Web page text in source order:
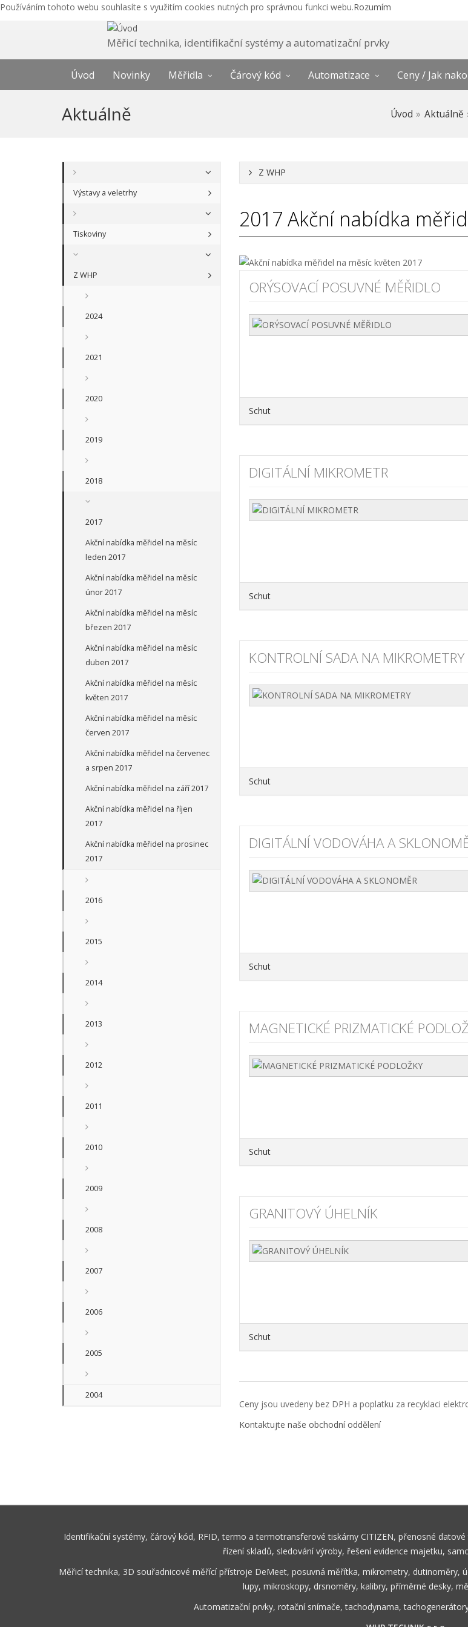
Používáním tohoto webu souhlasíte s využitím cookies nutných pro správnou funkci webu.Rozumím
Měřicí technika, identifikační systémy a automatizační prvky
Úvod Novinky Měřidla Čárový kód Automatizace Ceny / Jak
Aktuálně Úvod Aktuálně
Výstavy a veletrhy
Tiskoviny
Z WHP
2024
2021
2020
2019
2018
2017
Akční nabídka měřidel na měsíc
leden 2017
Akční nabídka měřidel na měsíc
únor 2017
Akční nabídka měřidel na měsíc
březen 2017
Akční nabídka měřidel na měsíc
duben 2017
Akční nabídka měřidel na měsíc
květen 2017
Akční nabídka měřidel na měsíc
červen 2017
Akční nabídka měřidel na červenec
a srpen 2017
Akční nabídka měřidel na září 2017
Akční nabídka měřidel na říjen
2017
Akční nabídka měřidel na prosinec
2017
2016
2015
2014
2013
2012
2011
2010
2009
2008
2007
2006
2005
2004
Z WHP
2017 Akční nabídka
ORÝSOVACÍ POSUVNÉ MĚŘIDLO
Schut
DIGITÁLNÍ MIKROMETR
Schut
KONTROLNÍ SADA NA MIKROMETRY
Schut
DIGITÁLNÍ VODOVÁHA A
Schut
MAGNETICKÉ PRIZMATICKÉ
Schut
GRANITOVÝ ÚHELNÍK
Schut
Ceny jsou uvedeny bez DPH a poplatku za recyklaci
Kontaktujte naše obchodní oddělení
Identifikační systémy, čárový kód, RFID, termo a termotransferové tiskárny CITIZEN, přenosné
řízení skladů, sledování výroby, řešení evidence majetku,
Měřicí technika, 3D souřadnicové měřící přístroje DeMeet, posuvná měřítka, mikrometry, dutinoměry,
lupy, mikroskopy, drsnoměry, kalibry, příměrné desky,
Automatizační prvky, rotační snímače, tachodynama,